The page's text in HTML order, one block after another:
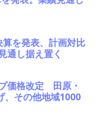
を発表、計画対比
通し据え置く
価格改定 田原・
、その他地域1000